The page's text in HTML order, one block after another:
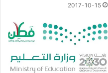
2017-10-15